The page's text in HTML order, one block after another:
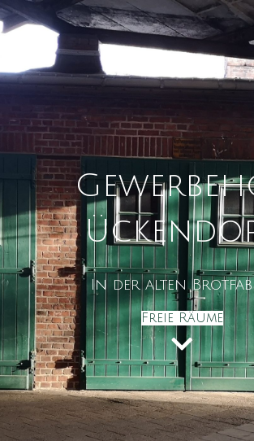
In der alten
Freie Räume